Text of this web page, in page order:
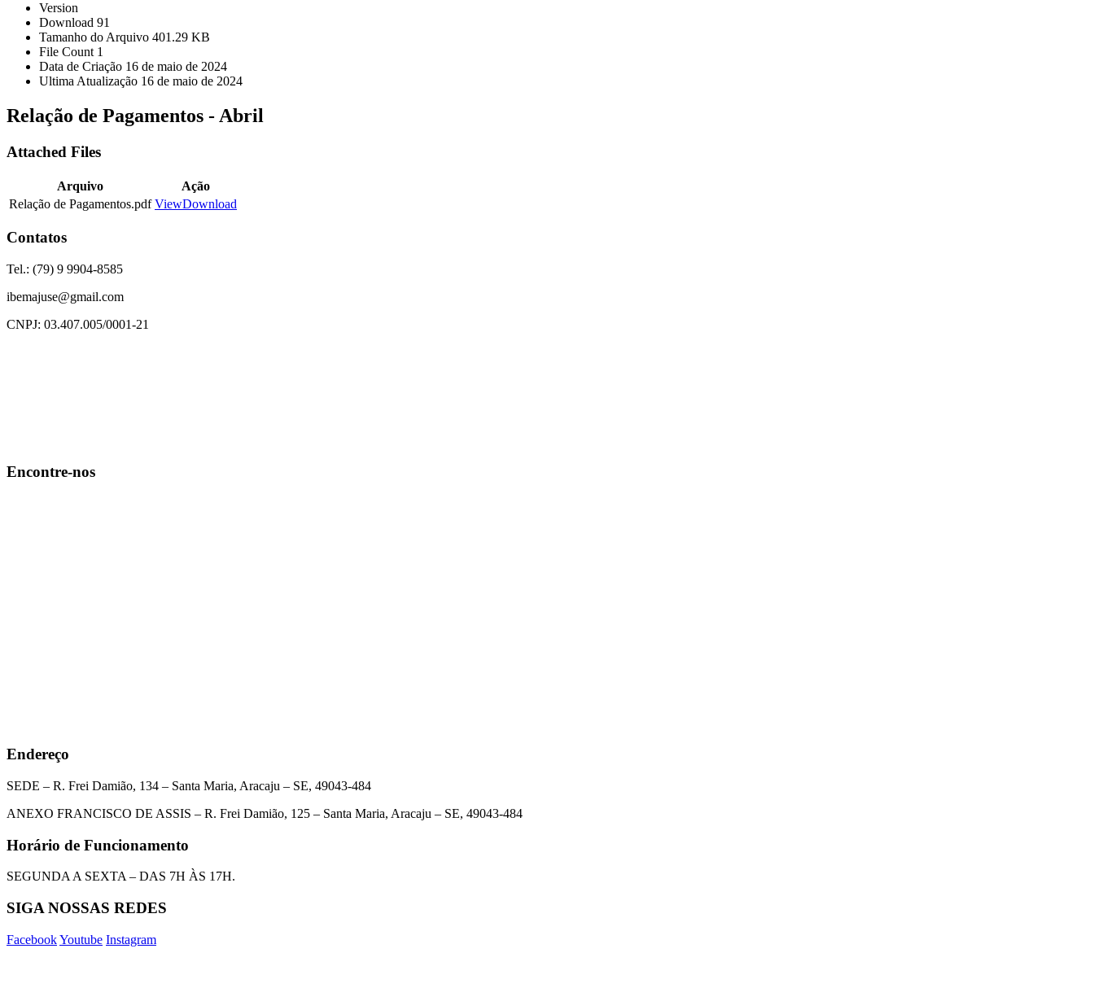
Version
Download 91
Tamanho do Arquivo 401.29 KB
File Count 1
Data de Criação 16 de maio de 2024
Ultima Atualização 16 de maio de 2024
Relação de Pagamentos - Abril
Attached Files
Arquivo
Ação
Relação de Pagamentos.pdf ViewDownload
Contatos
Tel.: (79) 9 9904-8585
ibemajuse@gmail.com
CNPJ: 03.407.005/0001-21
Encontre-nos
Endereço
SEDE – R. Frei Damião, 134 – Santa Maria, Aracaju – SE, 49043-484
ANEXO FRANCISCO DE ASSIS – R. Frei Damião, 125 – Santa Maria, Aracaju – SE, 49043-484
Horário de Funcionamento
SEGUNDA A SEXTA – DAS 7H ÀS 17H.
SIGA NOSSAS REDES
FacebookYoutube Instagram